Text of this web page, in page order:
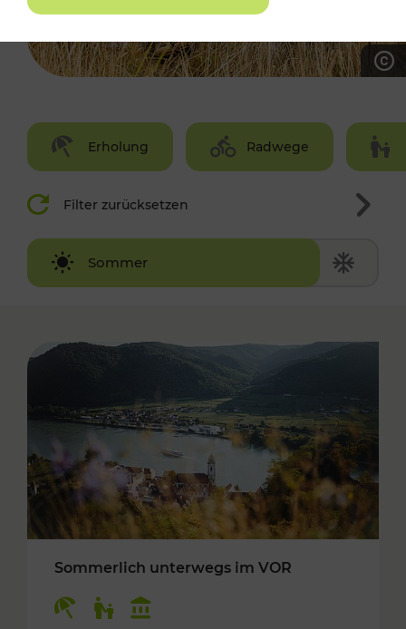
Erholung Radwege
Filter zurücksetzen
Sommer
Winter
Sommerlich unterwegs im VOR